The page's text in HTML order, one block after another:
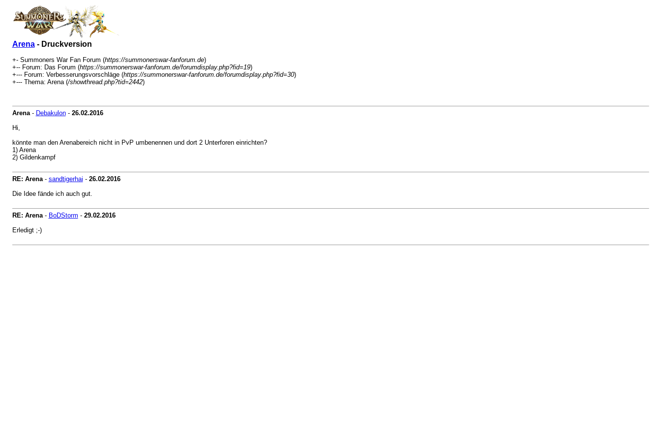
Arena- Druckversion
+- Summoners War Fan Forum (https://summonerswar-fanforum.de)
+-- Forum: Das Forum (https://summonerswar-fanforum.de/forumdisplay.php?fid=19)
+--- Forum: Verbesserungsvorschläge (https://summonerswar-fanforum.de/forumdisplay.php?fid=30)
+--- Thema: Arena (/showthread.php?tid=2442)
Arena- Debakulon- 26.02.2016
Hi,
könnte man den Arenabereich nicht in PvP umbenennen und dort 2 Unterforen einrichten?
1) Arena
2) Gildenkampf
RE: Arena- sandtigerhai - 26.02.2016
Die Idee fände ich auch gut.
RE: Arena- BoDStorm - 29.02.2016
Erledigt ;-)